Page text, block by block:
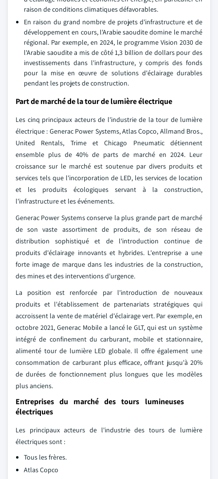
raison de conditions climatiques défavorables.
En raison du grand nombre de projets d'infrastructure et de
développement en cours, l'Arabie saoudite domine le marché
régional. Par exemple, en 2024, le programme Vision 2030 de
l'Arabie saoudite a mis de côté 1,3 billion de dollars pour des
investissements dans l'infrastructure, y compris des fonds
pour la mise en œuvre de solutions d'éclairage durables
pendant les projets de construction.
Part de marché de la tour de lumière électrique
Les cinq principaux acteurs de l'industrie de la tour de lumière
électrique : Generac Power Systems, Atlas Copco, Allmand Bros.,
United Rentals, Trime et Chicago Pneumatic détiennent
ensemble plus de 40% de parts de marché en 2024. Leur
croissance sur le marché est soutenue par divers produits et
services tels que l'incorporation de LED, les services de location
et les produits écologiques servant à la construction,
l'infrastructure et les événements.
Generac Power Systems conserve la plus grande part de marché
de son vaste assortiment de produits, de son réseau de
distribution sophistiqué et de l'introduction continue de
produits d'éclairage innovants et hybrides. L'entreprise a une
forte image de marque dans les industries de la construction,
des mines et des interventions d'urgence.
La position est renforcée par l'introduction de nouveaux
produits et l'établissement de partenariats stratégiques qui
accroissent la vente de matériel d'éclairage vert. Par exemple, en
octobre 2021, Generac Mobile a lancé le GLT, qui est un système
intégré de confinement du carburant, mobile et stationnaire,
alimenté tour de lumière LED globale. Il offre également une
consommation de carburant plus efficace, offrant jusqu'à 20%
de durées de fonctionnement plus longues que les modèles
plus anciens.
Entreprises du marché des tours lumineuses
électriques
Les principaux acteurs de l'industrie des tours de lumière
électriques sont :
Tous les frères.
Atlas Copco